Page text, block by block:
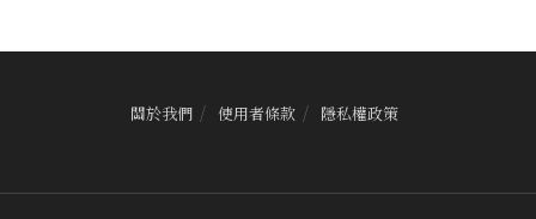
關於我們 使用者條款 隱私權政策